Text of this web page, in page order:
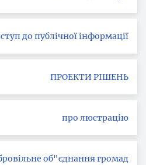
до публічної інформації
ПРОЕКТИ РІШЕНЬ
про люстрацію
об"єднання громад